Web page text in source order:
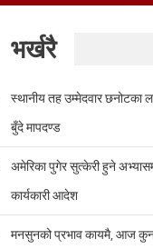
भर्खरै
स्थानीय तह उम्मेदवार छनोटका
बुँदे मापदण्ड
अमेरिका पुगेर सुत्केरी हुने
कार्यकारी आदेश
मनसुनको प्रभाव कायमै, आज